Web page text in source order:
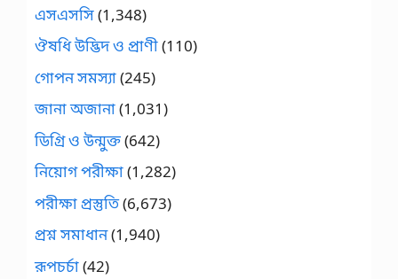
এসএসসি(1,348)
ঔষধি উদ্ভিদ ও প্রাণী(110)
গোপন সমস্যা(245)
জানা অজানা(1,031)
ডিগ্রি ও উন্মুক্ত(642)
নিয়োগ পরীক্ষা(1,282)
পরীক্ষা প্রস্তুতি(6,673)
প্রশ্ন সমাধান(1,940)
রূপচর্চা(42)